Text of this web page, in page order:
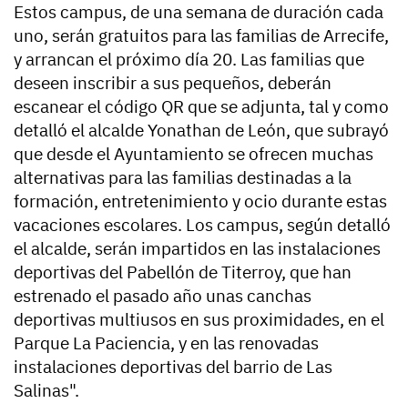
Estos campus, de una semana de duración cada
uno, serán gratuitos para las familias de Arrecife,
y arrancan el próximo día 20. Las familias que
deseen inscribir a sus pequeños, deberán
escanear el código QR que se adjunta, tal y como
detalló el alcalde Yonathan de León, que subrayó
que desde el Ayuntamiento se ofrecen muchas
alternativas para las familias destinadas a la
formación, entretenimiento y ocio durante estas
vacaciones escolares. Los campus, según detalló
el alcalde, serán impartidos en las instalaciones
deportivas del Pabellón de Titerroy, que han
estrenado el pasado año unas canchas
deportivas multiusos en sus proximidades, en el
Parque La Paciencia, y en las renovadas
instalaciones deportivas del barrio de Las
Salinas".